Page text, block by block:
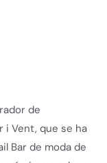
de
i Vent, que se ha
Bar de moda de